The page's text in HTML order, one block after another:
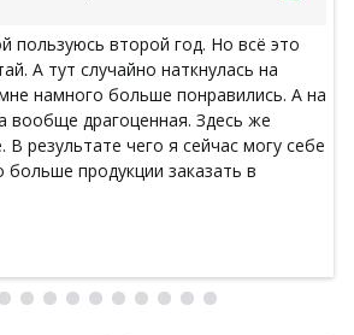
пользуюсь второй год. Но всё это
А тут случайно наткнулась на
намного больше понравились. А на
вообще драгоценная. Здесь же
В результате чего я сейчас могу себе
продукции заказать в
их на доставку. Рада такой